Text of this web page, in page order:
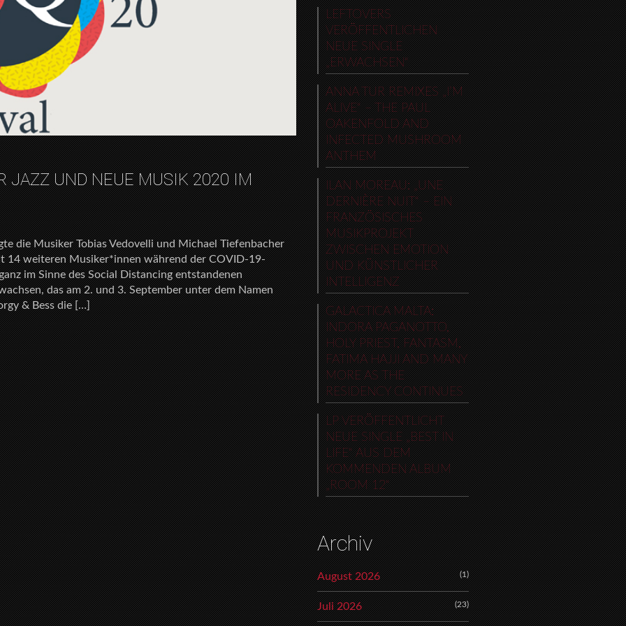
JAZZ UND NEUE MUSIK 2020 IM
die Musiker Tobias Vedovelli und Michael Tiefenbacher
14 weiteren Musiker*innen während der COVID-19-
im Sinne des Social Distancing entstandenen
das am 2. und 3. September unter dem Namen
& Bess die […]
LEFTOVERS
VERÖFFENTLICHEN
NEUE SINGLE
„ERWACHSEN“
ANNA TUR REMIXES „I’M
ALIVE“ – THE PAUL
OAKENFOLD AND
INFECTED MUSHROOM
ANTHEM
ILAN MOREAU: „UNE
DERNIÈRE NUIT“ – EIN
FRANZÖSISCHES
MUSIKPROJEKT
ZWISCHEN EMOTION
UND KÜNSTLICHER
INTELLIGENZ
GALACTICA MALTA:
INDORA PAGANOTTO,
HOLY PRIEST, FANTASM,
FATIMA HAJJI AND MANY
MORE AS THE
RESIDENCY CONTINUES
LP VERÖFFENTLICHT
NEUE SINGLE „BEST IN
LIFE“ AUS DEM
KOMMENDEN ALBUM
„ROOM 12“
Archiv
August 2026 (1)
Juli 2026 (23)